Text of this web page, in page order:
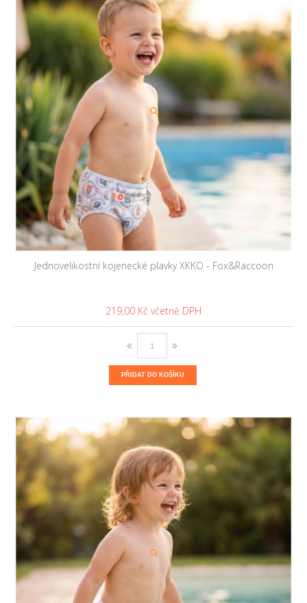
Jednovelikostní kojenecké plavky XKKO - Fox&Raccoon
219,00 Kč
PŘIDAT DO KOŠÍKU